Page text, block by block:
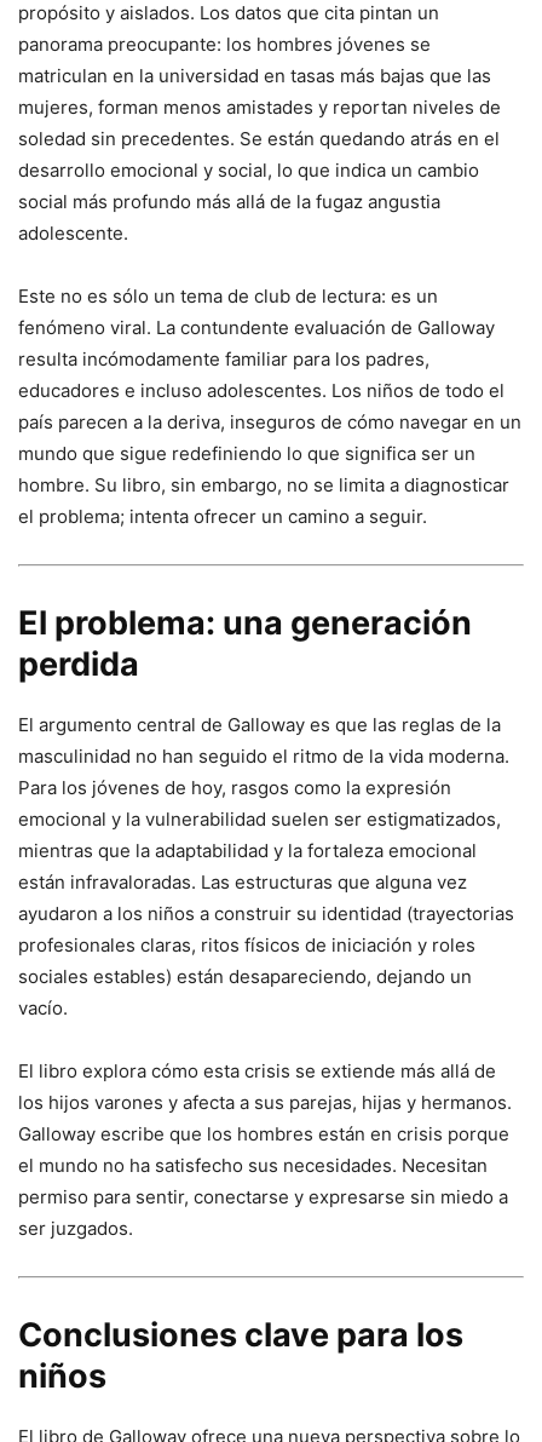
propósito y aislados. Los datos que cita pintan un
panorama preocupante: los hombres jóvenes se
matriculan en la universidad en tasas más bajas que las
mujeres, forman menos amistades y reportan niveles de
soledad sin precedentes. Se están quedando atrás en el
desarrollo emocional y social, lo que indica un cambio
social más profundo más allá de la fugaz angustia
adolescente.
Este no es sólo un tema de club de lectura: es un
fenómeno viral. La contundente evaluación de Galloway
resulta incómodamente familiar para los padres,
educadores e incluso adolescentes. Los niños de todo el
país parecen a la deriva, inseguros de cómo navegar en un
mundo que sigue redefiniendo lo que significa ser un
hombre. Su libro, sin embargo, no se limita a diagnosticar
el problema; intenta ofrecer un camino a seguir.
El problema: una generación
perdida
El argumento central de Galloway es que las reglas de la
masculinidad no han seguido el ritmo de la vida moderna.
Para los jóvenes de hoy, rasgos como la expresión
emocional y la vulnerabilidad suelen ser estigmatizados,
mientras que la adaptabilidad y la fortaleza emocional
están infravaloradas. Las estructuras que alguna vez
ayudaron a los niños a construir su identidad (trayectorias
profesionales claras, ritos físicos de iniciación y roles
sociales estables) están desapareciendo, dejando un
vacío.
El libro explora cómo esta crisis se extiende más allá de
los hijos varones y afecta a sus parejas, hijas y hermanos.
Galloway escribe que los hombres están en crisis porque
el mundo no ha satisfecho sus necesidades. Necesitan
permiso para sentir, conectarse y expresarse sin miedo a
ser juzgados.
Conclusiones clave para los
niños
El libro de Galloway ofrece una nueva perspectiva sobre lo